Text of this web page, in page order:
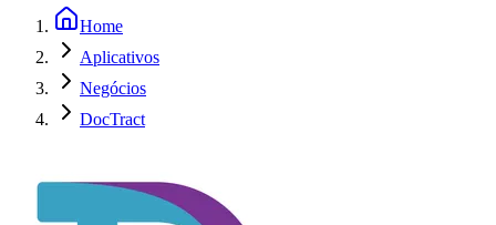
Home
Aplicativos
Negócios
DocTract